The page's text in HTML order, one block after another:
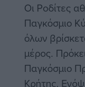
Οι Ροδίτες
Παγκόσμιο
όλων
μέρος.
Παγκόσμιο
Κρήτης.